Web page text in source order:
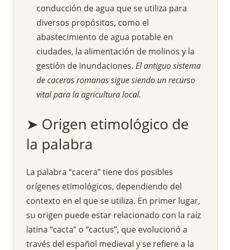
conducción de agua que se utiliza para
diversos propósitos, como el
abastecimiento de agua potable en
ciudades, la alimentación de molinos y la
gestión de inundaciones. El antiguo sistema
de caceras romanas sigue siendo un recurso
vital para la agricultura local.
➤ Origen etimológico de
la palabra
La palabra “cacera” tiene dos posibles
orígenes etimológicos, dependiendo del
contexto en el que se utiliza. En primer lugar,
su origen puede estar relacionado con la raíz
latina “cacta” o “cactus”, que evolucionó a
través del español medieval y se refiere a la